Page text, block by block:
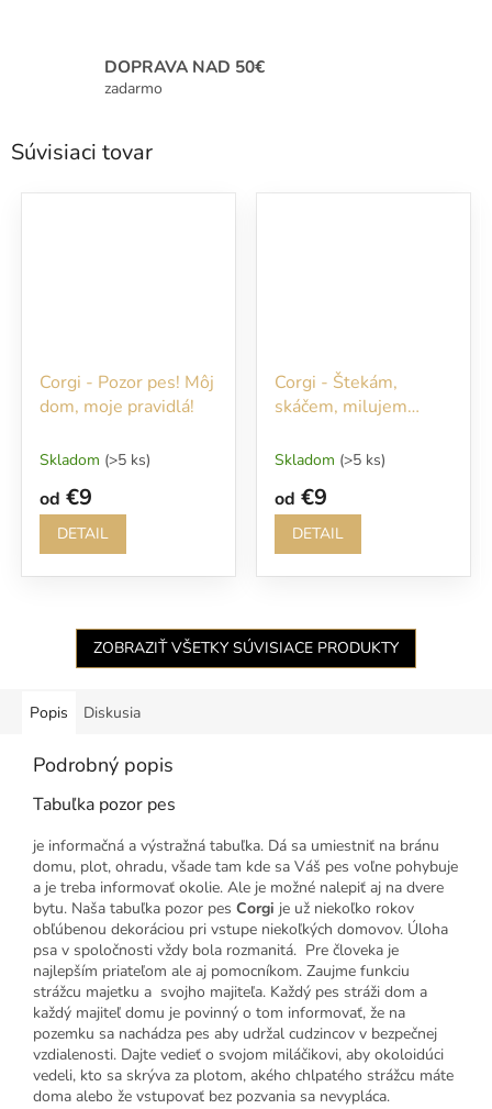
DOPRAVA NAD 50€
zadarmo
Súvisiaci tovar
Corgi - Pozor pes! Môj
dom, moje pravidlá!
Skladom (>5 ks)
od €9
DETAIL
Corgi - Štekám,
skáčem, milujem
nevstupujte!!!
Skladom (>5 ks)
od €9
DETAIL
ZOBRAZIŤ VŠETKY SÚVISIACE PRODUKTY
Popis Diskusia
Podrobný popis
Tabuľka pozor pes
je informačná a výstražná tabuľka. Dá sa umiestniť na bránu
domu, plot, ohradu, všade tam kde sa Váš pes voľne pohybuje
a je treba informovať okolie. Ale je možné nalepiť aj na dvere
bytu. Naša tabuľka pozor pes Corgi je už niekoľko rokov
obľúbenou dekoráciou pri vstupe niekoľkých domovov. Úloha
psa v spoločnosti vždy bola rozmanitá. Pre človeka je
najlepším priateľom ale aj pomocníkom. Zaujme funkciu
strážcu majetku a svojho majiteľa. Každý pes stráži dom a
každý majiteľ domu je povinný o tom informovať, že na
pozemku sa nachádza pes aby udržal cudzincov v bezpečnej
vzdialenosti. Dajte vedieť o svojom miláčikovi, aby okoloidúci
vedeli, kto sa skrýva za plotom, akého chlpatého strážcu máte
doma alebo že vstupovať bez pozvania sa nevypláca.